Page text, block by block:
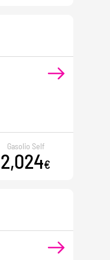
Gasolio Self
2,024€